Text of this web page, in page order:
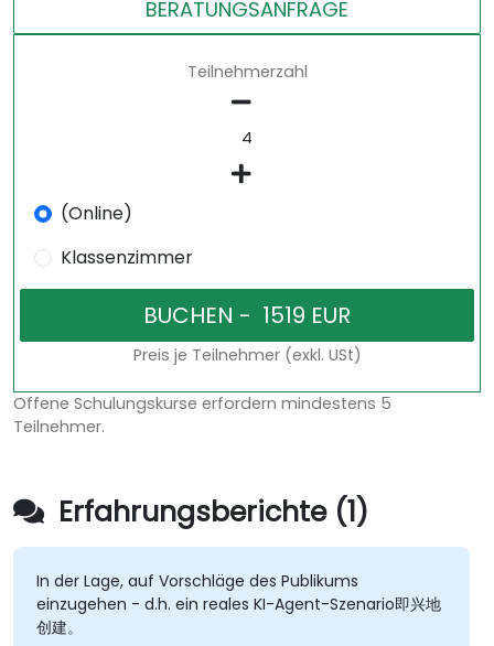
BERATUNGSANFRAGE
Teilnehmerzahl
(Online)
Klassenzimmer
Preis je Teilnehmer (exkl. USt)
Offene Schulungskurse erfordern mindestens 5
Teilnehmer.
Erfahrungsberichte (1)
In der Lage, auf Vorschläge des Publikums
einzugehen - d.h. ein reales KI-Agent-Szenario即兴地
创建。